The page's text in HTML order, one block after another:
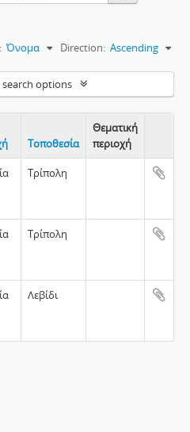
Όνομα Direction: Ascending
options
Τοποθεσία
Θεματική
περιοχή
Τρίπολη
Τρίπολη
Λεβίδι